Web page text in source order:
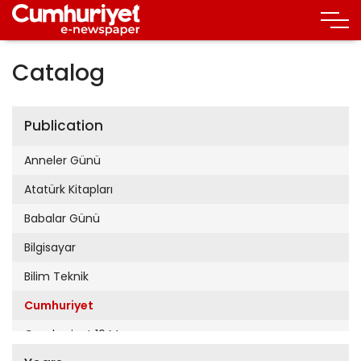
Catalog
Publication
Anneler Günü
Atatürk Kitapları
Babalar Günü
Bilgisayar
Bilim Teknik
Cumhuriyet
Cumhuriyet 19 Mayıs